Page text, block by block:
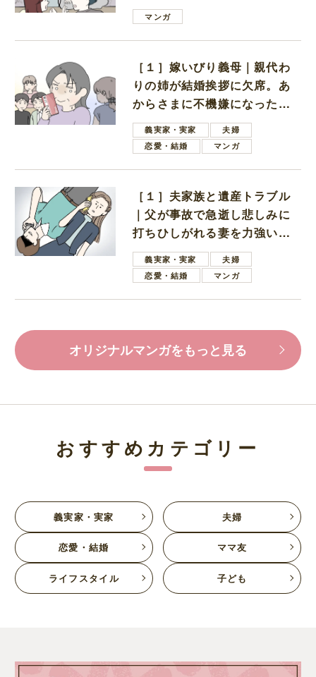
は電車好きの男の子ママ
マンガ
［１］嫁いびり義母｜親代わ
りの姉が結婚挨拶に欠席。あ
からさまに不機嫌になった義
母義実家・実家
夫婦
恋愛・結婚
マンガ
［１］夫家族と遺産トラブル
｜父が事故で急逝し悲しみに
打ちひしがれる妻を力強い言
葉で励ます夫
義実家・実家
夫婦
恋愛・結婚
マンガ
オリジナルマンガをもっと見る
おすすめカテゴリー
義実家・実家 夫婦
恋愛・結婚 ママ友
ライフスタイル 子ども